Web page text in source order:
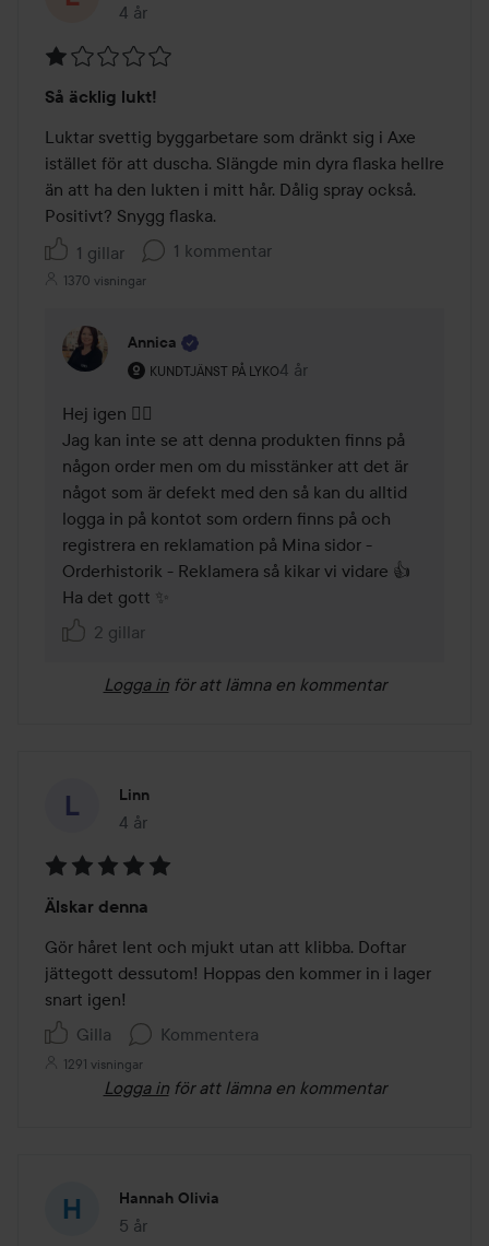
4 år
Inlägget skapades 4 år
1
av
5
Så äcklig lukt!
Luktar svettig byggarbetare som dränkt sig i Axe
istället för att duscha. Slängde min dyra flaska hellre
än att ha den lukten i mitt hår. Dålig spray också.
Positivt? Snygg flaska.
1 gillar
1 kommentar
1370 visningar
Annica
KUNDTJÄNST PÅ LYKO
Användarens roll: Kundtjänst på Lyko.
4 år
Kommentaren lades 4 år
Hej igen 🙋‍♀️
Jag kan inte se att denna produkten finns på
någon order men om du misstänker att det är
något som är defekt med den så kan du alltid
logga in på kontot som ordern finns på och
registrera en reklamation på Mina sidor -
Orderhistorik - Reklamera så kikar vi vidare 👍
Ha det gott ✨
2 gillar
Logga in för att lämna en kommentar
Linn
4 år
Inlägget skapades 4 år
5
av
5
Älskar denna
Gör håret lent och mjukt utan att klibba. Doftar
jättegott dessutom! Hoppas den kommer in i lager
snart igen!
Gilla
Kommentera
1291 visningar
Logga in för att lämna en kommentar
Hannah Olivia
5 år
Inlägget skapades 5 år